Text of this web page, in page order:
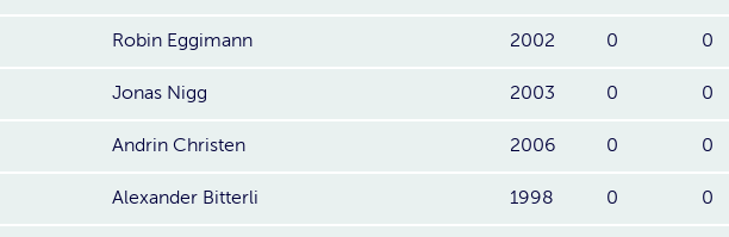
Robin Eggimann 2002 0 0
Jonas Nigg 2003 0 0
Andrin Christen 2006 0 0
Alexander Bitterli 1998 0 0